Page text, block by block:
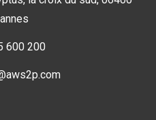
600 200